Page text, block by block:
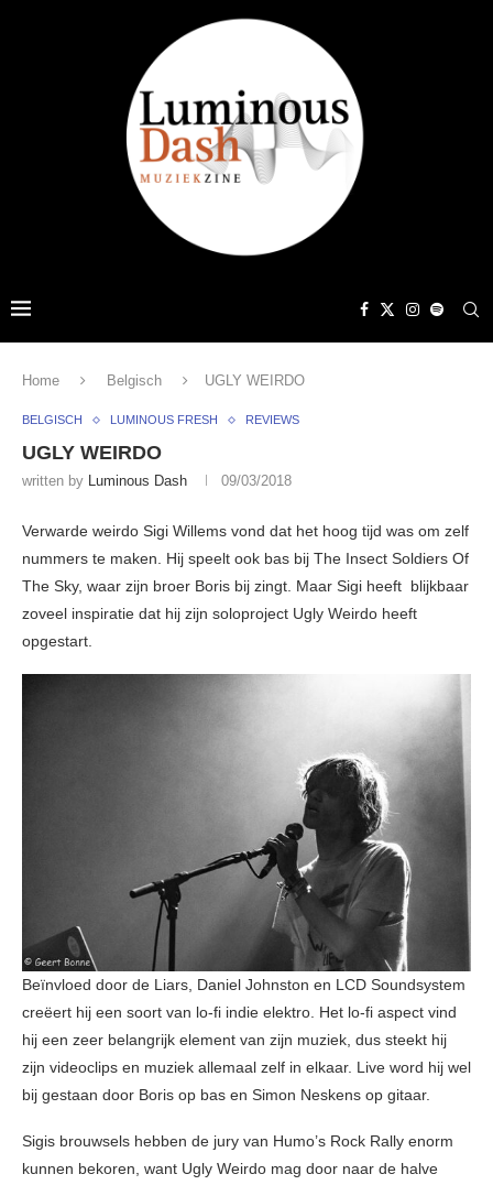
Home Belgisch UGLY WEIRDO
BELGISCH LUMINOUS FRESH REVIEWS
UGLY WEIRDO
written by Luminous Dash 09/03/2018
Verwarde weirdo Sigi Willems vond dat het hoog tijd was om zelf
nummers te maken. Hij speelt ook bas bij The Insect Soldiers Of
The Sky, waar zijn broer Boris bij zingt. Maar Sigi heeft blijkbaar
zoveel inspiratie dat hij zijn soloproject Ugly Weirdo heeft
opgestart.
Beïnvloed door de Liars, Daniel Johnston en LCD Soundsystem
creëert hij een soort van lo-fi indie elektro. Het lo-fi aspect vind
hij een zeer belangrijk element van zijn muziek, dus steekt hij
zijn videoclips en muziek allemaal zelf in elkaar. Live word hij wel
bij gestaan door Boris op bas en Simon Neskens op gitaar.
Sigis brouwsels hebben de jury van Humo’s Rock Rally enorm
kunnen bekoren, want Ugly Weirdo mag door naar de halve